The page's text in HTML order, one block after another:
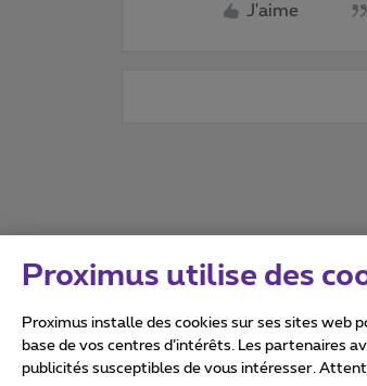
J'aime
Tous
Proximus utilise des
Proximus installe des cookies sur ses sites web
base de vos centres d’intérêts. Les partenaires
publicités susceptibles de vous intéresser.